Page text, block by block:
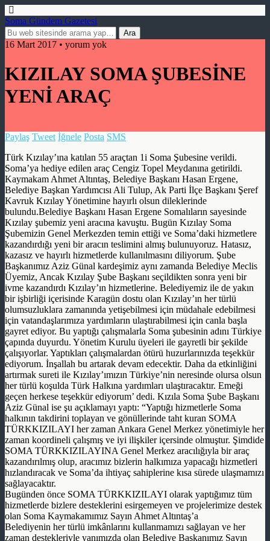
Soma Gündem Gazetesi
16 Mart 2017 • yorum yok
KIZILAY SOMA ŞUBESİNE
YENİ ARAÇ
Paylaş Tweet İğnele Posta SMS
Türk Kızılay’ına katılan 55 araçtan 1i Soma Şubesine verildi.
Soma’ya hediye edilen araç Cengiz Topel Meydanına getirildi.
Kaymakam Ahmet Altıntaş, Belediye Başkanı Hasan Ergene,
Belediye Başkan Yardımcısı Ali Tulup, Ak Parti İlçe Başkanı Şeref
Kavruk Kızılay Yönetimine hayırlı olsun dileklerinde
bulundu.Belediye Başkanı Hasan Ergene Somalıların sayesinde
Kızılay şubemiz yeni aracına kavuştu. Bugün Kızılay Soma
Şubemizin Genel Merkezden temin ettiği ve Soma’daki hizmetlere
kazandırdığı yeni bir aracın teslimini almış bulunuyoruz. Hatasız,
kazasız ve hayırlı hizmetlerde kullanılmasını diliyorum. Şube
Başkanımız Aziz Günal kardeşimiz aynı zamanda Belediye Meclis
Üyemiz, Ancak Kızılay Şube Başkanı seçildikten sonra yeni bir
ivme kazandırdı Kızılay’ın hizmetlerine. Belediyemiz ile de yakın
bir işbirliği içerisinde Karagün dostu olan Kızılay’ın her türlü
olumsuzluklara zamanında yetişebilmesi için müdahale edebilmesi
için vatandaşlarımıza yardımların ulaştırabilmesi için canla başla
gayret ediyor. Bu yaptığı çalışmalarla Soma şubesinin adını Türkiye
çapında duyurdu. Yönetim Kurulu üyeleri ile gayretli bir şekilde
çalışıyorlar. Yaptıkları çalışmalardan ötürü huzurlarınızda teşekkür
ediyorum. İnşallah bu artarak devam edecektir. Daha da etkinliğini
artırmak sureti ile Kızılay’ımızın Türkiye’nin neresinde olursa olsun
her türlü koşulda Türk Halkına yardımları ulaştıracaktır. Emeği
geçen herkese teşekkür ediyorum’ dedi. Kızıla Soma Şube Başkanı
Aziz Günal ise şu açıklamayı yaptı: “Yaptığı hizmetlerle Soma
halkının takdirini toplayan ve gönüllerinde taht kuran SOMA
TÜRKKIZILAYI her zaman Ankara Genel Merkez yönetimiyle her
zaman koordineli çalışmış ve iyi ilişkiler içersinde olmuştur. Şimdide
SOMA TÜRKKIZILAYINA Genel Merkez aracılığıyla bir araç
kazandırılmış olup, aracımız bizlerin halkımıza yapacağı hizmetleri
hızlandıracak ve Soma’da ihtiyaç sahiplerine kısa sürede ulaşmamızı
sağlayacaktır.
Bugünden önce SOMA TÜRKKIZILAYI olarak yaptığımız tüm
hizmetlerde bizlere desteklerini esirgemeyen ve projelerimize destek
olan Soma Kaymakamımız Sayın Ahmet Altıntaş’a
Belediyenin her türlü imkânlarını kullanmamızı sağlayan ve her
zaman destekleriyle yanımızda olan Belediye Başkanımız Sayın